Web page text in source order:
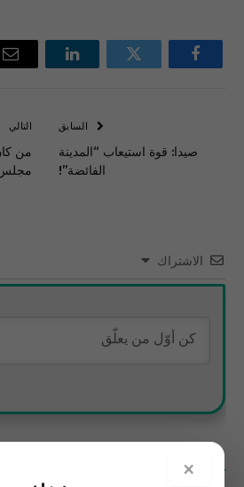
فيسبوك تويتر لينكدإن
السابق
صيدا: قوة استيعاب “المدينة
الفائضة”!
التالي
من
مجلس
الاشتراك
×